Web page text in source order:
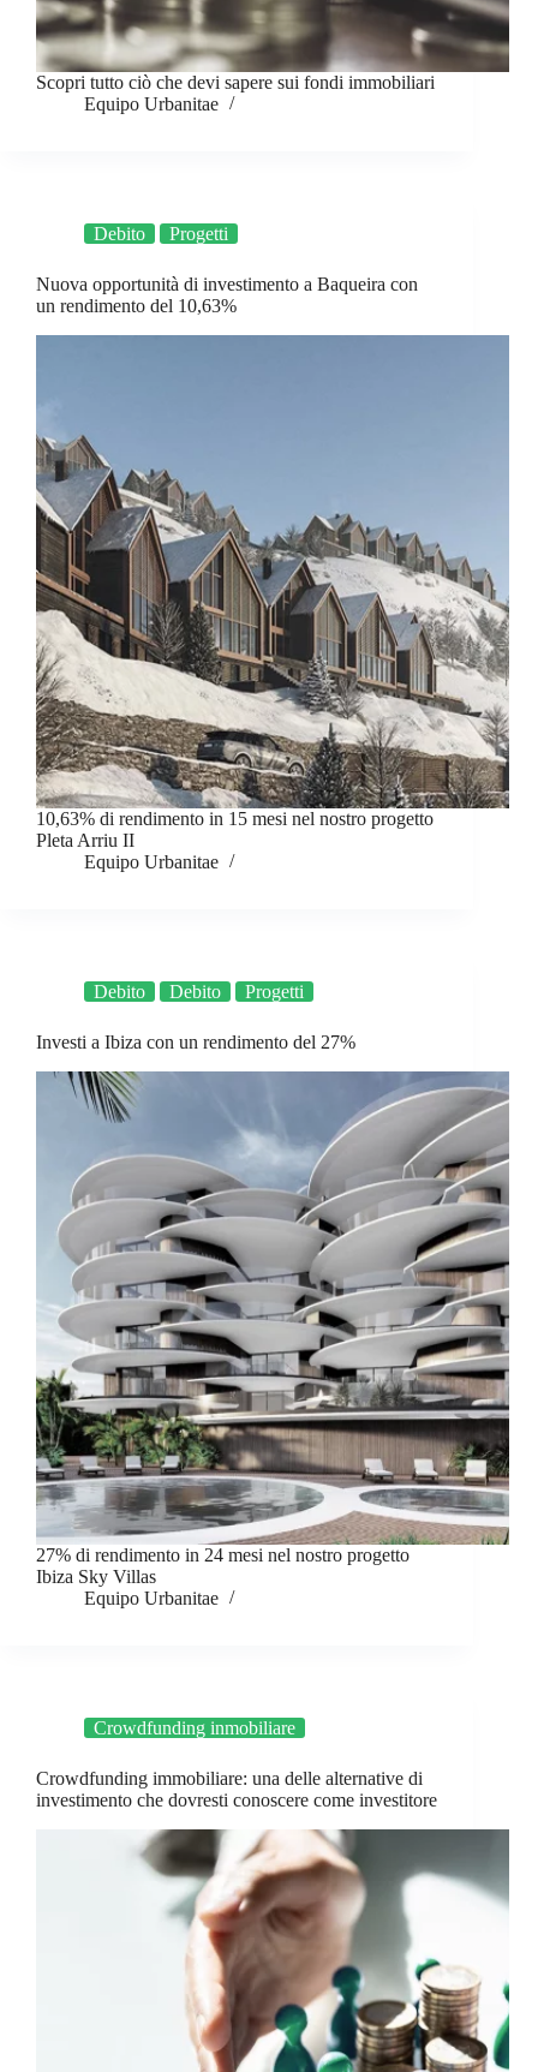
Scopri tutto ciò che devi sapere sui fondi immobiliari
Equipo Urbanitae
Debito Progetti
Nuova opportunità di investimento a Baqueira con
un rendimento del 10,63%
10,63% di rendimento in 15 mesi nel nostro progetto
Pleta Arriu II
Equipo Urbanitae
Debito Debito Progetti
Investi a Ibiza con un rendimento del 27%
27% di rendimento in 24 mesi nel nostro progetto
Ibiza Sky Villas
Equipo Urbanitae
Crowdfunding inmobiliare
Crowdfunding immobiliare: una delle alternative di
investimento che dovresti conoscere come investitore